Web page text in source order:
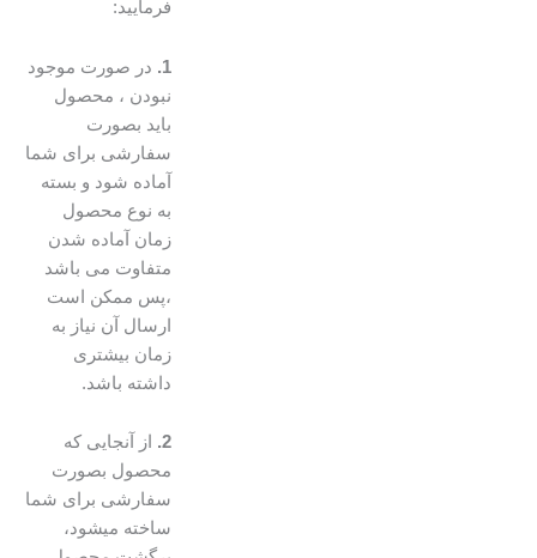
فرمایید:
در صورت موجود
نبودن ، محصول
باید بصورت
سفارشی برای شما
آماده شود و بسته
به نوع محصول
زمان آماده شدن
متفاوت می باشد
،پس ممکن است
ارسال آن نیاز به
زمان بیشتری
داشته باشد.
از آنجایی که
محصول بصورت
سفارشی برای شما
ساخته میشود،